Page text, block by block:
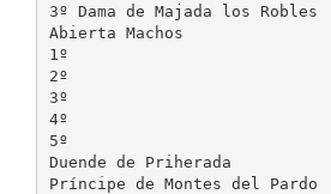
3º Dama de Majada los Robles
Abierta Machos
1º
2º
3º
4º
5º
Duende de Priherada
Príncipe de Montes del Pardo